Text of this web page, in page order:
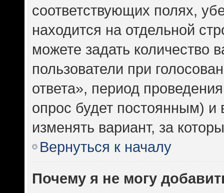
соответствующих полях,
находится на отдельной
можете задать количество
пользователи при
ответа», период
опрос будет постоянным) и
изменять вариант, за
Вернуться к началу
Почему я не могу